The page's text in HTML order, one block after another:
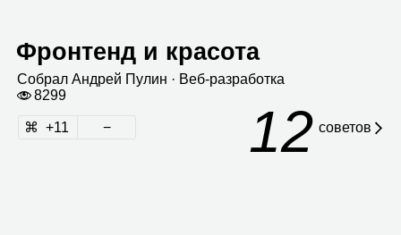
Фронтенд и красота
Собрал Андрей Пулин · Веб‑раз­ра­ботка
8299
11 12 сове­тов